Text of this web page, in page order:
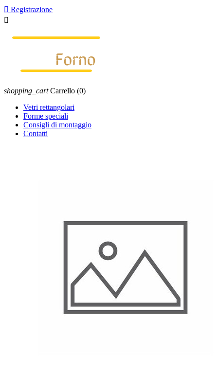
 Registrazione

shopping_cart Carrello (0)
Vetri rettangolari
Forme speciali
Consigli di montaggio
Contatti